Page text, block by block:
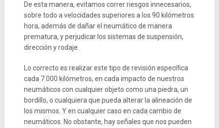
De esta manera, evitamos correr riesgos innecesarios,
sobre todo a velocidades superiores a los 90 kilómetros
hora, además de dañar el neumático de manera
prematura, y perjudicar los sistemas de suspensión,
dirección y rodaje.
Lo correcto es realizar este tipo de revisión específica
cada 7.000 kilómetros, en cada impacto de nuestros
neumáticos con cualquier objeto como una piedra, un
bordillo, o cualquiera que pueda alterar la alineación de
los mismos. Y en cualquier caso en cada cambio de
neumáticos. No obstante, hay señales que nos pueden